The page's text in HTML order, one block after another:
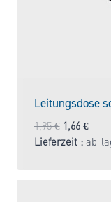
Leitungsdose
1,95€
Preis
1,66 €
Preis
Lieferzeit : ab-